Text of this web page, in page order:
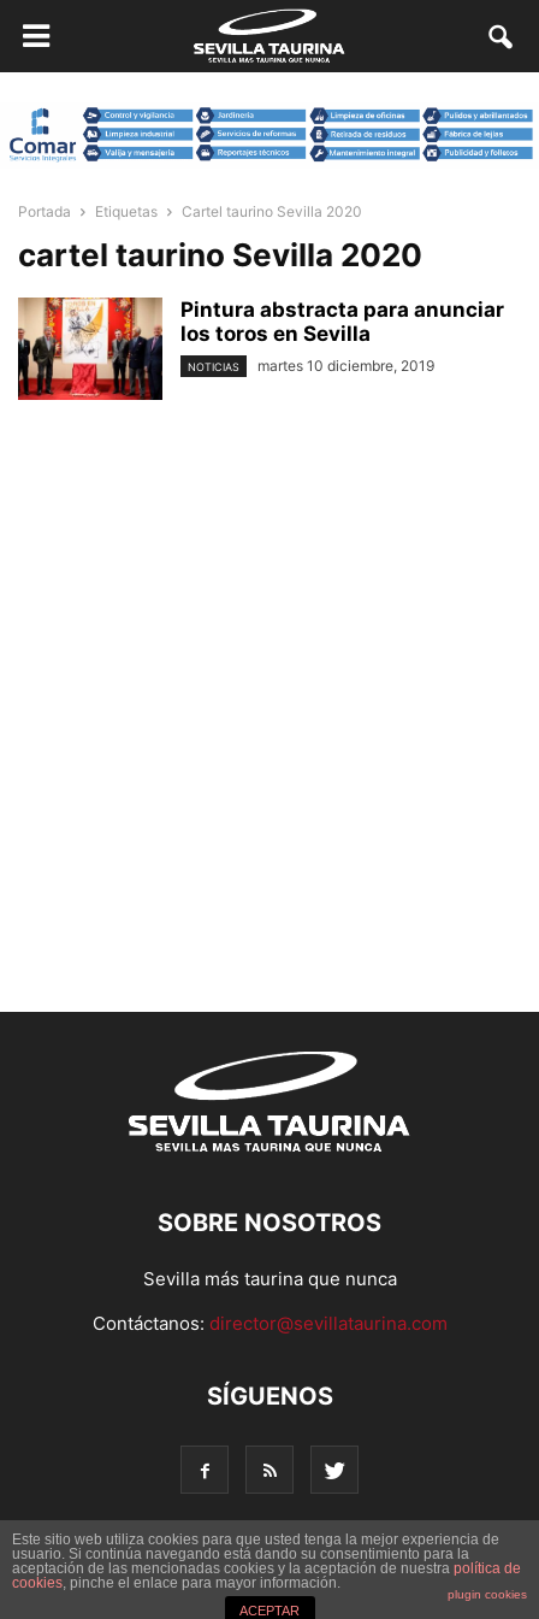
Portada Etiquetas Cartel taurino Sevilla 2020
cartel taurino Sevilla 2020
Pintura abstracta para anunciar
los toros en Sevilla
NOTICIAS martes 10 diciembre, 2019
SOBRE NOSOTROS
Sevilla más taurina que nunca
Contáctanos: director@sevillataurina.com
SÍGUENOS
© Copyright 2016 - Sevilla Taurina. Todos los derechos
reservados | Desarrollado por
Este sitio web utiliza cookies para que usted tenga la mejor experiencia de
usuario. Si continúa navegando está dando su consentimiento para la
aceptación de las mencionadas cookies y la aceptación de nuestra política de
cookies, pinche el enlace para mayor información.
plugin cookies
ACEPTAR